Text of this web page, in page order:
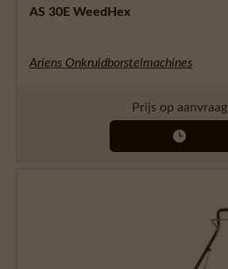
AS 30E WeedHex
Ariens Onkruidborstelmachines
Prijs op aanvraag